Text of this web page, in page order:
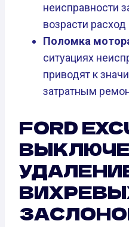
неисправности
возрасти расход
Поломка
ситуациях
приводят к
затратным
FORD